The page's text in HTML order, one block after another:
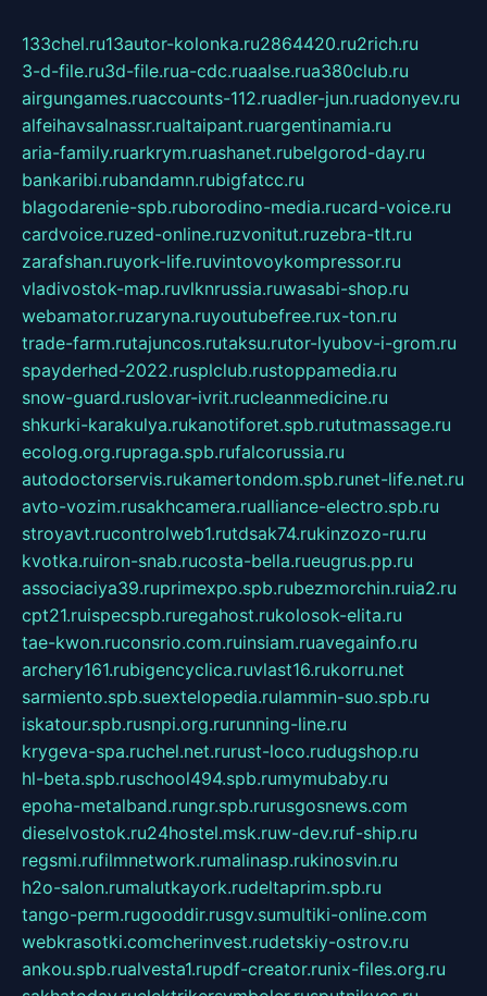
133chel.ru13autor-kolonka.ru2864420.ru2rich.ru
3-d-file.ru3d-file.rua-cdc.ruaalse.rua380club.ru
airgungames.ruaccounts-112.ruadler-jun.ruadonyev.ru
alfeihavsalnassr.rualtaipant.ruargentinamia.ru
aria-family.ruarkrym.ruashanet.rubelgorod-day.ru
bankaribi.rubandamn.rubigfatcc.ru
blagodarenie-spb.ruborodino-media.rucard-voice.ru
cardvoice.ruzed-online.ruzvonitut.ruzebra-tlt.ru
zarafshan.ruyork-life.ruvintovoykompressor.ru
vladivostok-map.ruvlknrussia.ruwasabi-shop.ru
webamator.ruzaryna.ruyoutubefree.rux-ton.ru
trade-farm.rutajuncos.rutaksu.rutor-lyubov-i-grom.ru
spayderhed-2022.rusplclub.rustoppamedia.ru
snow-guard.ruslovar-ivrit.rucleanmedicine.ru
shkurki-karakulya.rukanotiforet.spb.rututmassage.ru
ecolog.org.rupraga.spb.rufalcorussia.ru
autodoctorservis.rukamertondom.spb.runet-life.net.ru
avto-vozim.rusakhcamera.rualliance-electro.spb.ru
stroyavt.rucontrolweb1.rutdsak74.rukinzozo-ru.ru
kvotka.ruiron-snab.rucosta-bella.rueugrus.pp.ru
associaciya39.ruprimexpo.spb.rubezmorchin.ruia2.ru
cpt21.ruispecspb.ruregahost.rukolosok-elita.ru
tae-kwon.ruconsrio.com.ruinsiam.ruavegainfo.ru
archery161.rubigencyclica.ruvlast16.rukorru.net
sarmiento.spb.suextelopedia.rulammin-suo.spb.ru
iskatour.spb.rusnpi.org.rurunning-line.ru
krygeva-spa.ruchel.net.rurust-loco.rudugshop.ru
hl-beta.spb.ruschool494.spb.rumymubaby.ru
epoha-metalband.rungr.spb.rurusgosnews.com
dieselvostok.ru24hostel.msk.ruw-dev.ruf-ship.ru
regsmi.rufilmnetwork.rumalinasp.rukinosvin.ru
h2o-salon.rumalutkayork.rudeltaprim.spb.ru
tango-perm.rugooddir.rusgv.sumultiki-online.com
webkrasotki.comcherinvest.rudetskiy-ostrov.ru
ankou.spb.rualvesta1.rupdf-creator.runix-files.org.ru